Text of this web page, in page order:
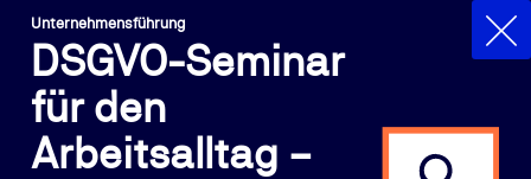
Unternehmensführung
DSGVO-Seminar
für den
Arbeitsalltag –